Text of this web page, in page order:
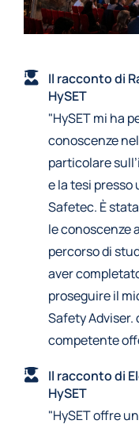
Il racconto di
HySET
"HySET mi ha
conoscenze
particolare
e la tesi
Safetec. È
le conoscenze
percorso di
aver
proseguire il
Safety Adviser.
competente
Il racconto di
HySET
"HySET offre